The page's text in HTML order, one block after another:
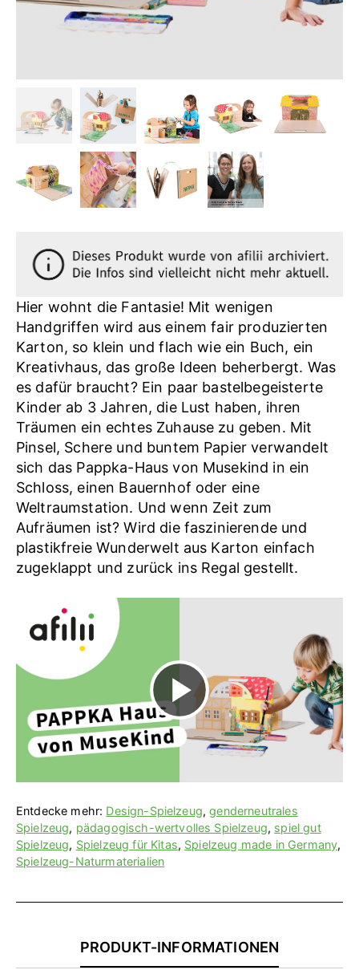
Hier wohnt die Fantasie! Mit wenigen
Handgriffen wird aus einem fair produzierten
Karton, so klein und flach wie ein Buch, ein
Kreativhaus, das große Ideen beherbergt. Was
es dafür braucht? Ein paar bastelbegeisterte
Kinder ab 3 Jahren, die Lust haben, ihren
Träumen ein echtes Zuhause zu geben. Mit
Pinsel, Schere und buntem Papier verwandelt
sich das Pappka-Haus von Musekind in ein
Schloss, einen Bauernhof oder eine
Weltraumstation. Und wenn Zeit zum
Aufräumen ist? Wird die faszinierende und
plastikfreie Wunderwelt aus Karton einfach
zugeklappt und zurück ins Regal gestellt.
V
d
Entdecke mehr: Design-Spielzeug,genderneutrales
Spielzeug, pädagogisch-wertvolles Spielzeug, spiel gut
Spielzeug, Spielzeug für Kitas, Spielzeug made in Germany,
Spielzeug-Naturmaterialien
PRODUKT-INFORMATIONEN